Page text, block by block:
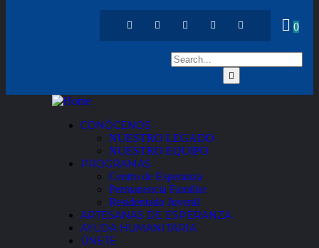
0
CONÓCENOS
NUESTRO LEGADO
NUESTRO EQUIPO
PROGRAMAS
Centro de Esperanza
Permanencia Familiar
Residentado Juvenil
ARTESANAS DE ESPERANZA
AYUDA HUMANITARIA
ÚNETE